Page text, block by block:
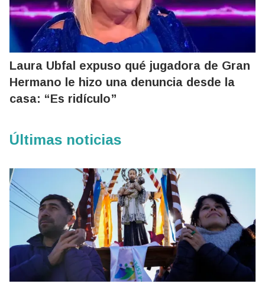
Laura Ubfal expuso qué jugadora de Gran
Hermano le hizo una denuncia desde la
casa: “Es ridículo”
Últimas noticias